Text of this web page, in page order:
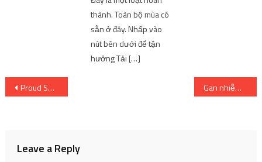
thành. Toàn bộ mùa có
sẵn ở đây. Nhấp vào
nút bên dưới để tận
hưởng Tải […]
Post
Proud Sword 3D Gan nhiễm mỡ khiến men gan tăng gấp 13 lần
Leave a Reply